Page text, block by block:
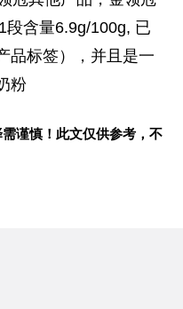
段含量6.9g/100g, 已
品标签），并且是一
粉
谨慎！此文仅供参考，不